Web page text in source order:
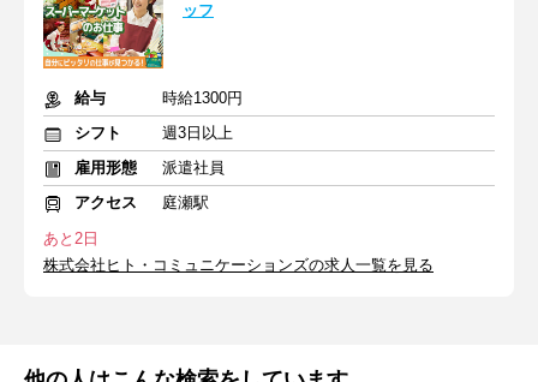
ッフ
給与
時給1300円
シフト
週3日以上
雇用形態
派遣社員
アクセス
庭瀬駅
あと2日
株式会社ヒト・コミュニケーションズの求人一覧を見る